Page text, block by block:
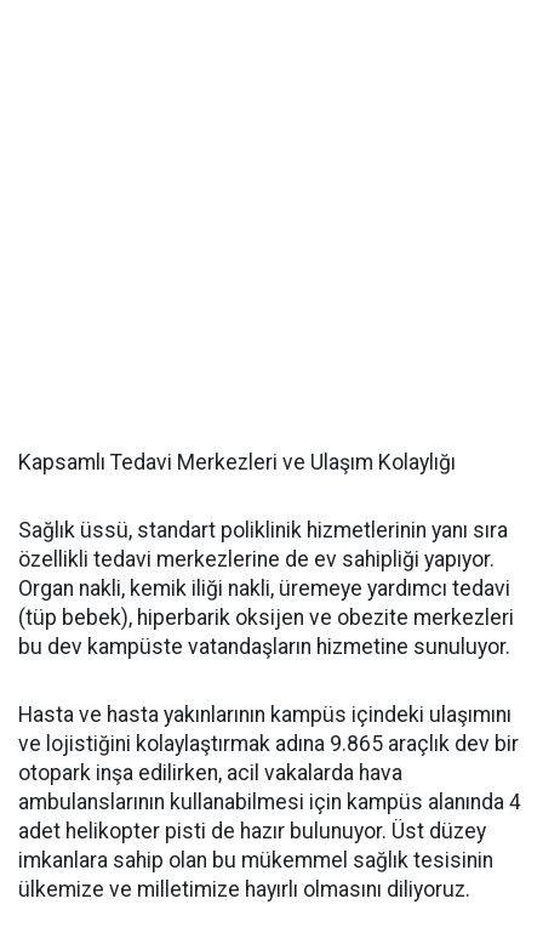
Kapsamlı Tedavi Merkezleri ve Ulaşım Kolaylığı
Sağlık üssü, standart poliklinik hizmetlerinin yanı sıra
özellikli tedavi merkezlerine de ev sahipliği yapıyor.
Organ nakli, kemik iliği nakli, üremeye yardımcı tedavi
(tüp bebek), hiperbarik oksijen ve obezite merkezleri
bu dev kampüste vatandaşların hizmetine sunuluyor.
Hasta ve hasta yakınlarının kampüs içindeki ulaşımını
ve lojistiğini kolaylaştırmak adına 9.865 araçlık dev bir
otopark inşa edilirken, acil vakalarda hava
ambulanslarının kullanabilmesi için kampüs alanında 4
adet helikopter pisti de hazır bulunuyor. Üst düzey
imkanlara sahip olan bu mükemmel sağlık tesisinin
ülkemize ve milletimize hayırlı olmasını diliyoruz.